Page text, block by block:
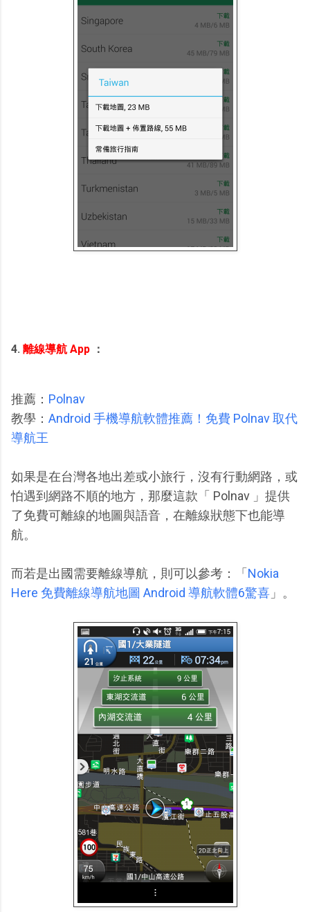
4. 離線導航 App ：
推薦： Polnav
教學： Android 手機導航軟體推薦！免費 Polnav 取代
導航王
如果是在台灣各地出差或小旅行，沒有行動網路，或
怕遇到網路不順的地方，那麼這款「 Polnav 」提供
了免費可離線的地圖與語音，在離線狀態下也能導
航。
而若是出國需要離線導航，則可以參考：「 Nokia
Here 免費離線導航地圖 Android 導航軟體6驚喜 」。